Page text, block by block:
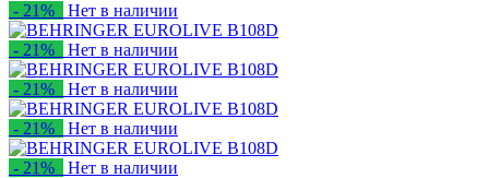
- 21% Нет в наличии
- 21% Нет в наличии
- 21% Нет в наличии
- 21% Нет в наличии
- 21% Нет в наличии